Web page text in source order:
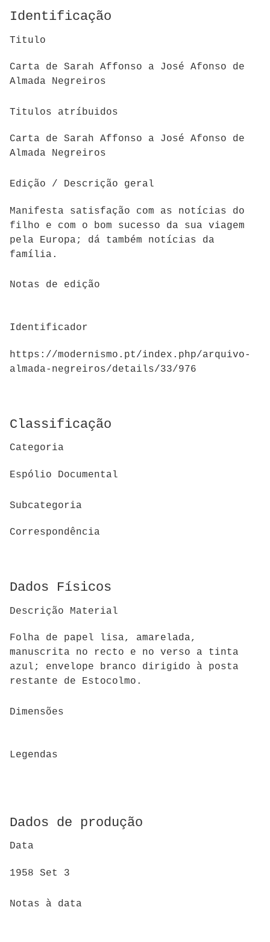
Identificação
Titulo
Carta de Sarah Affonso a José Afonso de
Almada Negreiros
Titulos atríbuidos
Carta de Sarah Affonso a José Afonso de
Almada Negreiros
Edição / Descrição geral
Manifesta satisfação com as notícias do
filho e com o bom sucesso da sua viagem
pela Europa; dá também notícias da
família.
Notas de edição
Identificador
https://modernismo.pt/index.php/arquivo-
almada-negreiros/details/33/976
Classificação
Categoria
Espólio Documental
Subcategoria
Correspondência
Dados Físicos
Descrição Material
Folha de papel lisa, amarelada,
manuscrita no recto e no verso a tinta
azul; envelope branco dirigido à posta
restante de Estocolmo.
Dimensões
Legendas
Dados de produção
Data
1958 Set 3
Notas à data